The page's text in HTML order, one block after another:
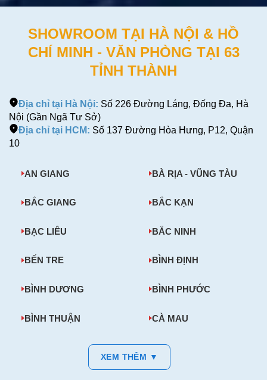
SHOWROOM TẠI HÀ NỘI & HỒ
CHÍ MINH - VĂN PHÒNG TẠI 63
TỈNH THÀNH
Địa chỉ tại Hà Nội: Số 226 Đường Láng, Đống Đa, Hà
Nội (Gần Ngã Tư Sở)
Địa chỉ tại HCM: Số 137 Đường Hòa Hưng, P12, Quận
10
AN GIANG BÀ RỊA - VŨNG TÀU
BẮC GIANG BẮC KẠN
BẠC LIÊU BẮC NINH
BẾN TRE BÌNH ĐỊNH
BÌNH DƯƠNG BÌNH PHƯỚC
BÌNH THUẬN CÀ MAU
XEM THÊM ▼